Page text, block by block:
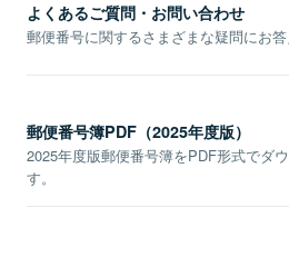
よくあるご質問・お問い合わせ
郵便番号に関するさまざまな疑問にお答
郵便番号簿PDF（2025年度版）
2025年度版郵便番号簿をPDF形式でダ
す。